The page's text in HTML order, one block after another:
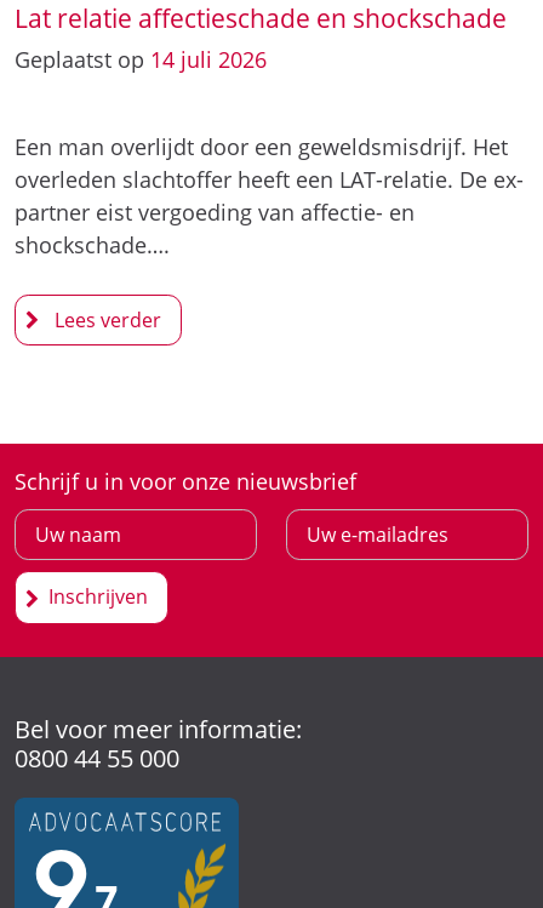
Lat relatie affectieschade en shockschade
Geplaatst op 14 juli 2026
Een man overlijdt door een geweldsmisdrijf. Het
overleden slachtoffer heeft een LAT-relatie. De ex-
partner eist vergoeding van affectie- en
shockschade….
Schrijf u in voor onze nieuwsbrief
Inschrijven
Bel voor meer informatie:
0800 44 55 000